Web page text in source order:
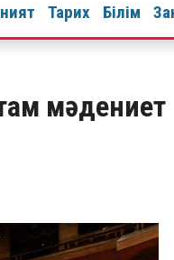
Тарих Білім
мәдениет